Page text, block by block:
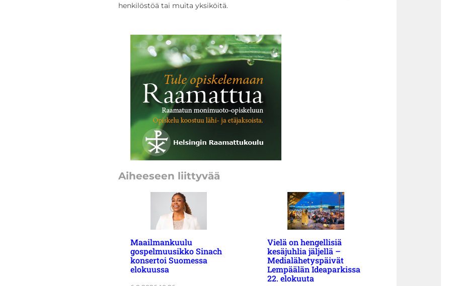
henkilöstöä tai muita yksiköitä.
Aiheeseen liittyvää
Maailmankuulu
gospelmuusikko Sinach
konsertoi Suomessa
elokuussa
Vielä on hengellisiä
kesäjuhlia jäljellä –
Medialähetyspäivät
Lempäälän Ideaparkissa
22. elokuuta